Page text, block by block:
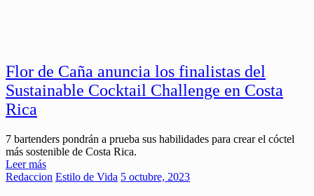
Flor de Caña anuncia los finalistas del
Sustainable Cocktail Challenge en Costa
Rica
7 bartenders pondrán a prueba sus habilidades para crear el cóctel
más sostenible de Costa Rica.
Leer más
Redaccion Estilo de Vida 5 octubre, 2023